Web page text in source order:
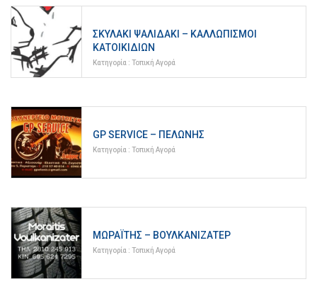
ΣΚΥΛΆΚΙ ΨΑΛΙΔΆΚΙ – ΚΑΛΛΩΠΙΣΜΟΊ
ΚΑΤΟΙΚΙΔΊΩΝ
Κατηγορία : Τοπική Αγορά
GP SERVICE – ΠΕΛΏΝΗΣ
Κατηγορία : Τοπική Αγορά
ΜΩΡΑΪ́ΤΗΣ – ΒΟΥΛΚΑΝΙΖΑΤΈΡ
Κατηγορία : Τοπική Αγορά